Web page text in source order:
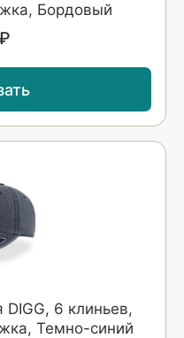
Бордовый
6 клиньев,
Темно-синий